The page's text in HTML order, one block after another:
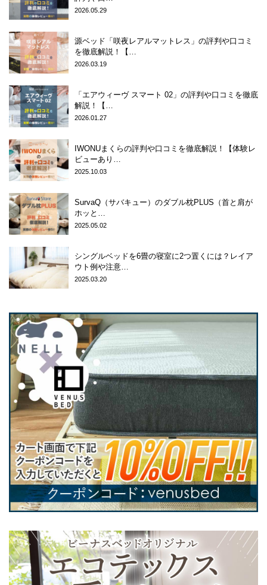
2026.05.29
源ベッド「咲夜レアルマットレス」の評判や口コミ
を徹底解説！【…
2026.03.19
「エアウィーヴ スマート 02」の評判や口コミを徹底
解説！【…
2026.01.27
IWONUまくらの評判や口コミを徹底解説！【体験レ
ビューあり…
2025.10.03
SurvaQ（サバキュー）のダブル枕PLUS（首と肩が
ホッと…
2025.05.02
シングルベッドを6畳の寝室に2つ置くには？レイア
ウト例や注意…
2025.03.20